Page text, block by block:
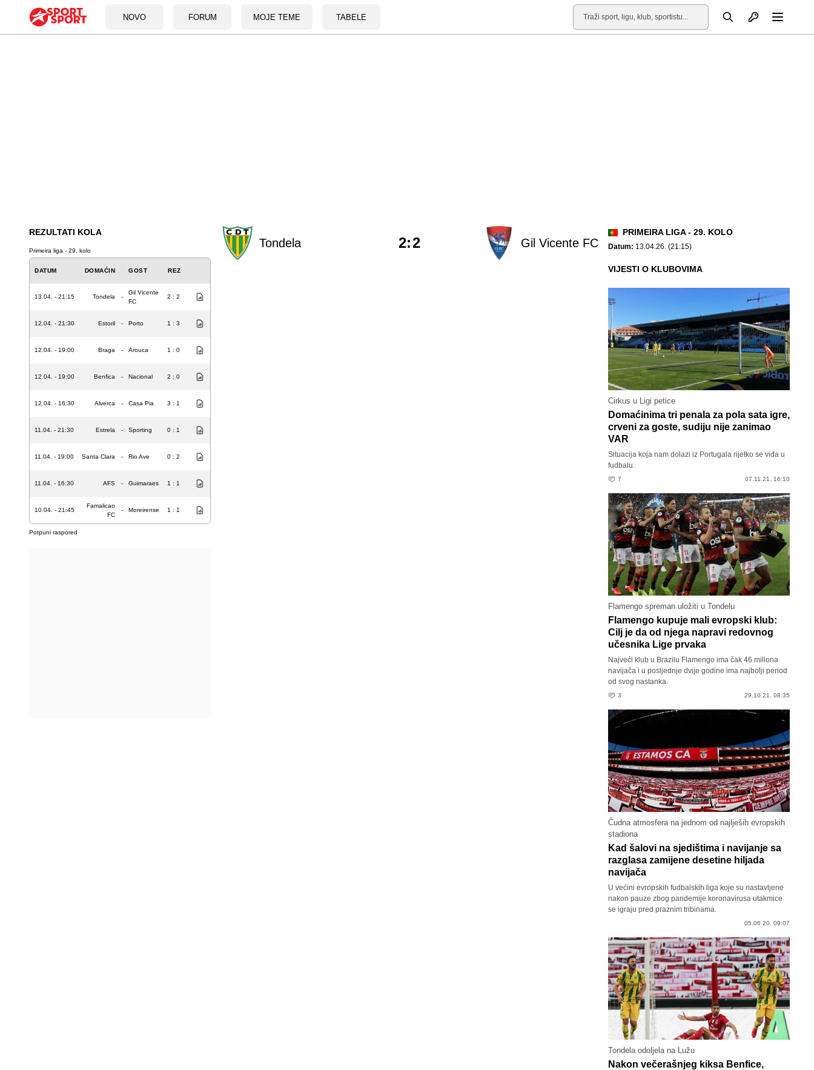
NOVO FORUM MOJE TEME TABELE
Pretraga Otvori profil
REZULTATI KOLA
Primeira liga - 29. kolo
DATUM DOMAĆIN GOST REZ
13.04. - 21:15 Tondela -
Gil Vicente
FC
2 : 2
12.04. - 21:30 Estoril - Porto 1 : 3
12.04. - 19:00 Braga - Arouca 1 : 0
12.04. - 19:00 Benfica - Nacional 2 : 0
12.04. - 16:30 Alverca - Casa Pia 3 : 1
11.04. - 21:30 Estrela - Sporting 0 : 1
11.04. - 19:00 Santa Clara - Rio Ave 0 : 2
11.04. - 16:30 AFS - Guimaraes 1 : 1
10.04. - 21:45
Famalicao
FC
- Moreirense 1 : 1
Potpuni raspored
Tondela Gil Vicente FC
2:2
PRIMEIRA LIGA - 29. KOLO
Datum: 13.04.26. (21:15)
VIJESTI O KLUBOVIMA
Cirkus u Ligi petice
Domaćinima tri penala za pola sata igre,
crveni za goste, sudiju nije zanimao
VAR
Situacija koja nam dolazi iz Portugala rijetko se viđa u
fudbalu.
7 07.11.21. 16:10
Flamengo spreman uložiti u Tondelu
Flamengo kupuje mali evropski klub:
Cilj je da od njega napravi redovnog
učesnika Lige prvaka
Najveći klub u Brazilu Flamengo ima čak 46 miliona
navijača i u posljednje dvije godine ima najbolji period
od svog nastanka.
3 29.10.21. 08:35
Čudna atmosfera na jednom od najlješih evropskih
stadiona
Kad šalovi na sjedištima i navijanje sa
razglasa zamijene desetine hiljada
navijača
U većini evropskih fudbalskih liga koje su nastavljene
nakon pauze zbog pandemije koronavirusa utakmice
se igraju pred praznim tribinama.
05.06.20. 09:07
Tondela odoljela na Lužu
Nakon večerašnjeg kiksa Benfice,